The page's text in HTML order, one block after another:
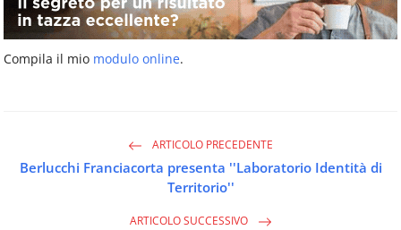
Compila il mio modulo online.
ARTICOLO PRECEDENTE
Berlucchi Franciacorta presenta ''Laboratorio Identità di
Territorio''
ARTICOLO SUCCESSIVO